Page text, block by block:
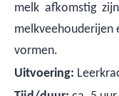
melk afkomstig
melkveehouderijen
vormen.
Uitvoering: